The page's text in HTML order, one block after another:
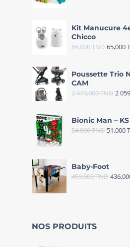
Kit Manucure
Chicco
69,000TND 65,000
Poussette Trio
CAM
2 470,000TND 2
Bionic Man –
54,000TND 51,000
Baby-Foot
459,000TND
NOS PRODUITS